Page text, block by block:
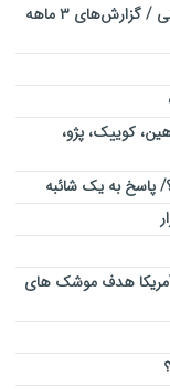
اولین کندل مثبت شاخص کل بعد از ۸ روز معاملاتی / گزارش‌های ۳ ماهه
کوییک، پژو،
پاسخ به یک شائبه
آمریکا هدف موشک های